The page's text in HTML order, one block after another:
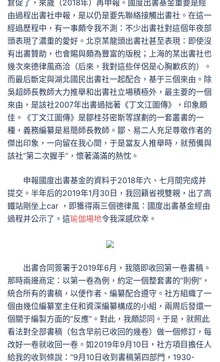
倉促了，來歲（2018年）再申報。國度出書基金重要是經
由過程出書社申報，是以仍是要先聯絡接觸出書社。在這一
經過歷程中，有一事頗令我不測：不少出書社對這個年夜部
頭表現了濃重的愛好。北京某龍頭出書社甚至表現：即使沒
有出書贊助，也會賜與頗為豐富的版稅；上海的某出書社也
幾次來德律風商洽（后來，我對這些伴侶是心胸歉疚的）。
而最后斷定與湖北國民出書社一起配合，基于三個來由。除
吳超師長教師大力推舉和出書社立場積極外，最主要的一個
來由，是該社2007年出書過拙著《丁文江圖傳》，印象頗
佳。《丁文江圖傳》是鄒桂芬密斯等謀劃的一套叢書的一
種，義務編纂是易簡師長教師。鄒、易二人充足尊敬作者的
傑出印象，一向留在我心間，于是當友人推舉時，就預備與
該社“第二次握手”，懷著滿滿的熱忱。
申報國度出書基金的資料于2018年六、七月間完成并
提交。半年后的2019年1月30日，我回籍省視雙親，出了高
鐵站剛坐上car ，即獲得兩三個德律風：國度出書基金經由
過程并公示了。這瑜伽場地令我深感欣幸。
出書合同簽署于2019年6月，我隨即收回第一卷書稿。
那時兩邊商定：以第一卷為例，約定一個整套書的“則例”，
統合所有的書稿，以便作者、編纂配合遵守。社方組織了一
個由幾位編纂室主任和資深編纂構成的小組，兩周后發還一
個關于編製方面的“反應”。對此，我頗認同。于是，就照此
看法對全部書稿（包含早前已收回的幾卷）做一個修訂，每
改好一卷就收回一卷。如2019年9月10日，社方項目擔任人
給我的收到條說：“9月10日收到書稿第四部門，1930-